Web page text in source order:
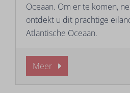
Oceaan. Om er te komen,
ontdekt u dit prachtige
Atlantische Oceaan.
Meer